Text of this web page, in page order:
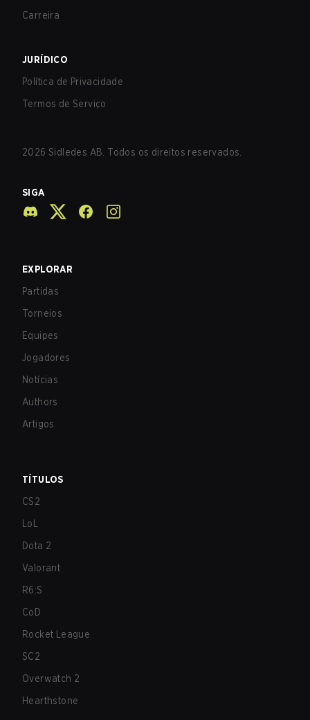
Carreira
JURÍDICO
Política de Privacidade
Termos de Serviço
2026 Sidledes AB. Todos os direitos reservados.
SIGA
EXPLORAR
Partidas
Torneios
Equipes
Jogadores
Notícias
Authors
Artigos
TÍTULOS
CS2
LoL
Dota 2
Valorant
R6:S
CoD
Rocket League
SC2
Overwatch 2
Hearthstone